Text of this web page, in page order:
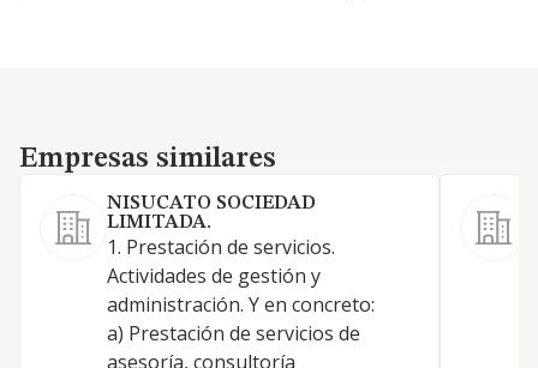
Empresas similares
Empresas similares
NISUCATO SOCIEDAD
LIMITADA.
1. Prestación de servicios.
Actividades de gestión y
administración. Y en concreto:
a) Prestación de servicios de
asesoría, consultoría